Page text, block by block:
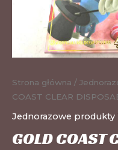
Strona główna /
COAST CLEAR
Jednorazowe produkty
GOLD COAST